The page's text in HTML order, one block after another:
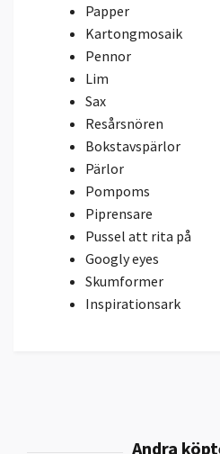
Papper
Kartongmosaik
Pennor
Lim
Sax
Resårsnören
Bokstavspärlor
Pärlor
Pompoms
Piprensare
Pussel att rita på
Googly eyes
Skumformer
Inspirationsark